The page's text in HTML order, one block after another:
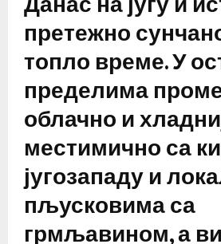
претежно
топло време. У
пределима
облачно и
местимично са
југозападу и
пљусковима са
грмљавином, а